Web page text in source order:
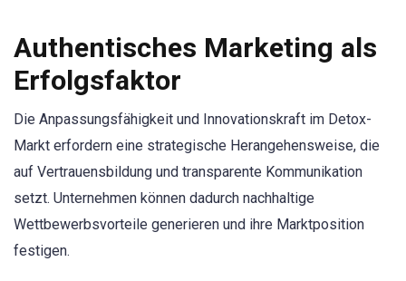
Authentisches Marketing als
Erfolgsfaktor
Die Anpassungsfähigkeit und Innovationskraft im Detox-
Markt erfordern eine strategische Herangehensweise, die
auf Vertrauensbildung und transparente Kommunikation
setzt. Unternehmen können dadurch nachhaltige
Wettbewerbsvorteile generieren und ihre Marktposition
festigen.